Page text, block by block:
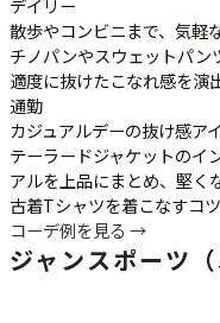
デイリー
散歩やコンビニまで、気軽
チノパンやスウェットパン
適度に抜けたこなれ感を演
通勤
カジュアルデーの抜け感ア
テーラードジャケットのイ
アルを上品にまとめ、堅く
古着Tシャツを着こなすコツ
コーデ例を見る →
ジャンスポーツ